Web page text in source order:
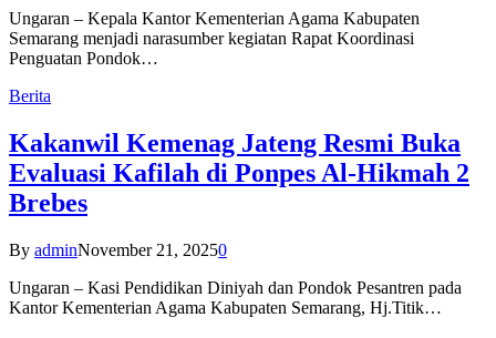
Ungaran – Kepala Kantor Kementerian Agama Kabupaten
Semarang menjadi narasumber kegiatan Rapat Koordinasi
Penguatan Pondok…
Berita
Kakanwil Kemenag Jateng Resmi Buka
Evaluasi Kafilah di Ponpes Al-Hikmah 2
Brebes
By adminNovember 21, 20250
Ungaran – Kasi Pendidikan Diniyah dan Pondok Pesantren pada
Kantor Kementerian Agama Kabupaten Semarang, Hj.Titik…